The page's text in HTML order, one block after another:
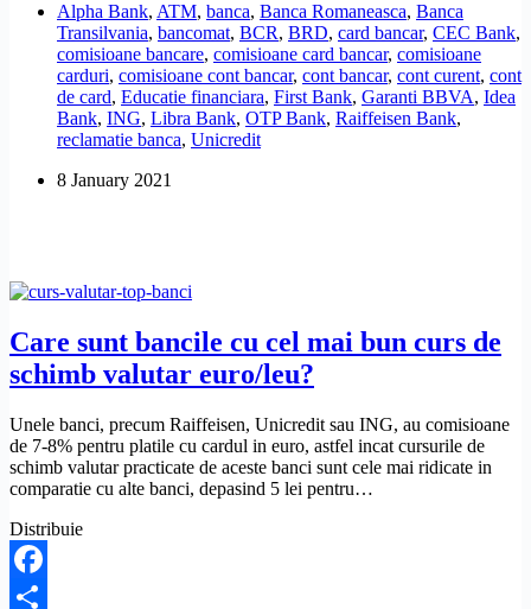
comisioane
bancare
mai
mari
pentru
transferurile
de
si
Alpha Bank, ATM, banca, Banca Romaneasca, Banca
Transilvania, bancomat, BCR, BRD, card bancar, CEC Bank,
comisioane bancare, comisioane card bancar, comisioane
carduri, comisioane cont bancar, cont bancar, cont curent, cont
de card, Educatie financiara, First Bank, Garanti BBVA, Idea
Bank, ING, Libra Bank, OTP Bank, Raiffeisen Bank,
reclamatie banca, Unicredit
8 January 2021
Care sunt bancile cu cel mai bun curs de
schimb valutar euro/leu?
Unele banci, precum Raiffeisen, Unicredit sau ING, au comisioane
de 7-8% pentru platile cu cardul in euro, astfel incat cursurile de
schimb valutar practicate de aceste banci sunt cele mai ridicate in
comparatie cu alte banci, depasind 5 lei pentru…
Distribuie
Facebook